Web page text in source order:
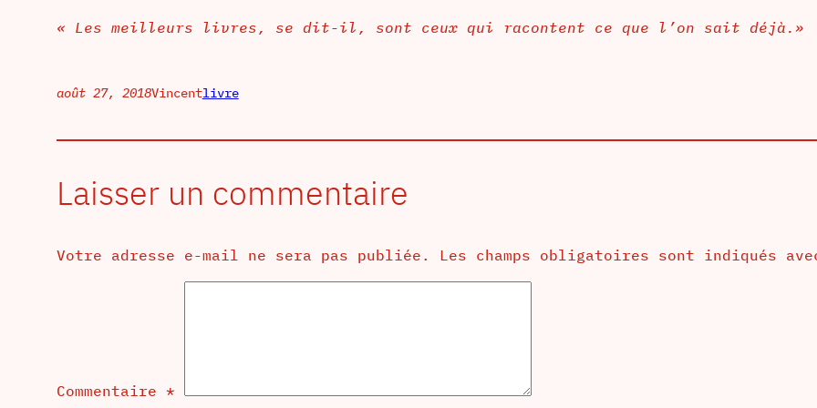
« Les meilleurs livres, se dit-il, sont ceux qui racontent ce que l’on sait déjà.»
août 27, 2018Vincentlivre
Laisser un commentaire
Votre adresse e-mail ne sera pas publiée. Les champs obligatoires sont indiqués
Commentaire *